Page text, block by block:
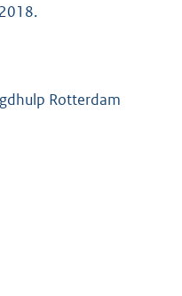
Rotterdam